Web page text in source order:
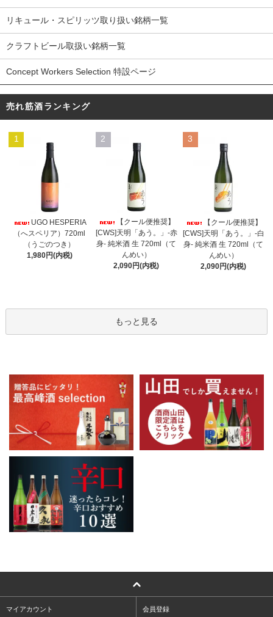
リキュール・スピリッツ取り扱い銘柄一覧
クラフトビール取扱い銘柄一覧
Concept Workers Selection 特設ページ
売れ筋酒ランキング
1
UGO HESPERIA
（へスペリア）720ml
（うごのつき）
1,980円(内税)
2
【クール便推奨】
[CWS]天明「あう。」-赤
身- 純米酒 生 720ml（て
んめい）
2,090円(内税)
3
【クール便推奨】
[CWS]天明「あう。」-白
身- 純米酒 生 720ml（て
んめい）
2,090円(内税)
もっと見る
マイアカウント 会員登録